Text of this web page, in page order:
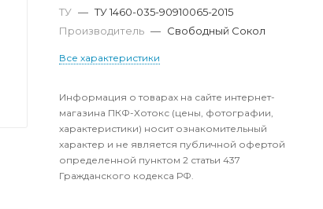
ТУ — ТУ 1460-035-90910065-2015
Производитель — Свободный Сокол
Все характеристики
Информация о товарах на сайте интернет-
магазина ПКФ-Хотокс (цены, фотографии,
характеристики) носит ознакомительный
характер и не является публичной офертой
определенной пунктом 2 статьи 437
Гражданского кодекса РФ.